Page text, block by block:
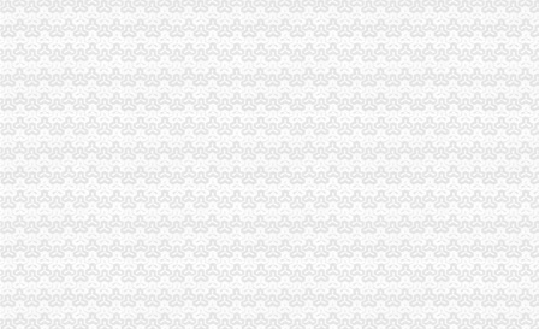
渝中区化龙桥片区（三期）_重庆渝中土地招拍挂-房天下土地网
渝中化龙桥1-1.5万楼盘,重庆市渝中区化龙桥1-1.5万楼盘-重庆吉屋网
【渝中区化龙桥地税所】渝中区化龙桥地税所电话,渝中区化龙桥地税
重庆渝中区化龙桥华盛路10号在哪_重庆渝中区化龙桥华盛路10号怎么
（出件）重庆市渝中区化龙桥片区B11-1/02地块超高层项目（二、三期
重庆市渝中区分局化龙桥
解放碑到重庆市渝中区化龙桥怎么走？-住哪网
渝中区化龙桥雍江庭8幢2801违法违章建设_重庆市公开信箱
重庆市渝中区化龙桥社区卫生服务中心-重庆社区卫生网
渝中区化龙桥小学校_渝中区化龙桥小学校爱问问同学录频道
重庆农业采摘园_重庆渝中区农业采摘园_重庆渝中区农业采摘园化龙桥
重庆市·市辖区·渝中区化龙桥正街208号楼上,重庆先科铸造机械有
重庆市渝中区化龙桥李子坝正街186号地块安置房小区名叫什么？-政策